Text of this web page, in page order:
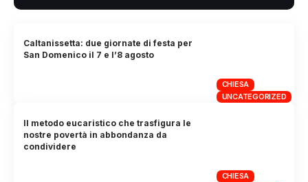
CHIESA
UNCATEGORIZED
Caltanissetta: due giornate di festa per
San Domenico il 7 e l’8 agosto
CHIESA
Il metodo eucaristico che trasfigura le
nostre povertà in abbondanza da
condividere